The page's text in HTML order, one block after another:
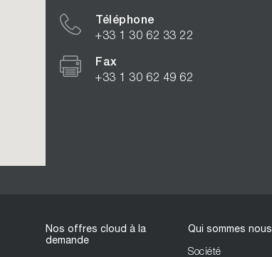
Téléphone
+33 1 30 62 33 22
Fax
+33 1 30 62 49 62
Nos offres cloud à la
demande
Qui sommes nous
Société